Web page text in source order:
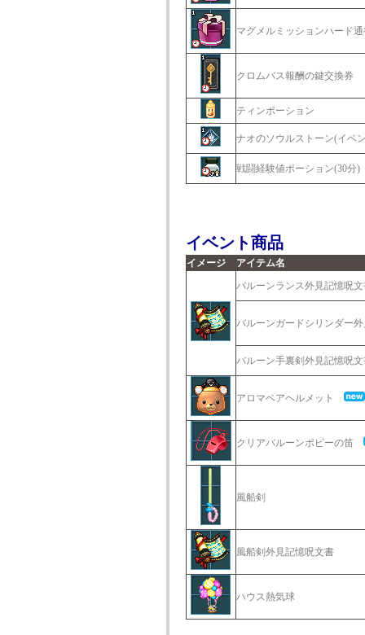
マグメルミッションハード
クロムバス報酬の鍵交換券
ティンポーション
ナオのソウルストーン(イベ
戦闘経験値ポーション(30分)
イベント商品
イメージ
アイテム名
バルーンランス外見記憶呪
バルーンガードシリンダー
バルーン手裏剣外見記憶呪
アロマベアヘルメット
クリアバルーンポピーの笛
風船剣
風船剣外見記憶呪文書
ハウス熱気球